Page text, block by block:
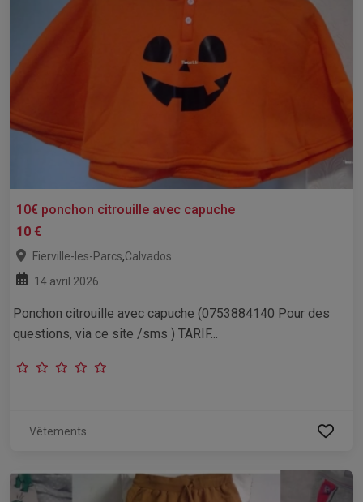
10€ ponchon citrouille avec capuche
10 €
Fierville-les-Parcs,Calvados
14 avril 2026
Ponchon citrouille avec capuche (0753884140 Pour des
questions, via ce site /sms ) TARIF...
Vêtements